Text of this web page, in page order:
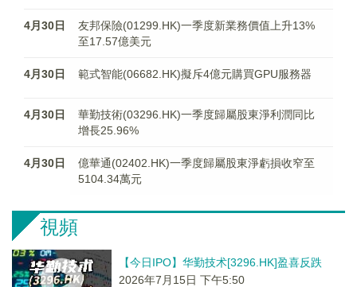
4月30日
友邦保險(01299.HK)一季度新業務價值上升13%
至17.57億美元
4月30日 範式智能(06682.HK)擬斥4億元購買GPU服務器
4月30日
華勤技術(03296.HK)一季度歸屬股東淨利潤同比
增長25.96%
4月30日
億華通(02402.HK)一季度歸屬股東淨虧損收窄至
5104.34萬元
視頻
【今日IPO】华勤技术[3296.HK]盈喜反跌
2026年7月15日 下午5:50